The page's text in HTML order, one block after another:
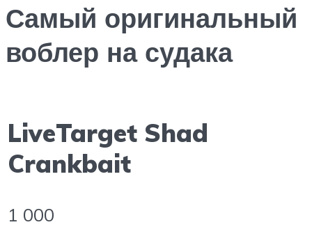
Самый оригинальный
воблер на судака
LiveTarget Shad
Crankbait
1 000